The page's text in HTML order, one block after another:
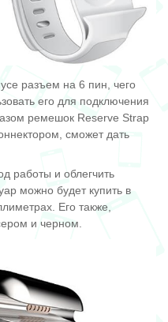
разъем на 6 пин, чего
его для подключения
ремешок Reserve Strap
сможет дать
работы и облегчить
можно будет купить в
Его также,
и черном.